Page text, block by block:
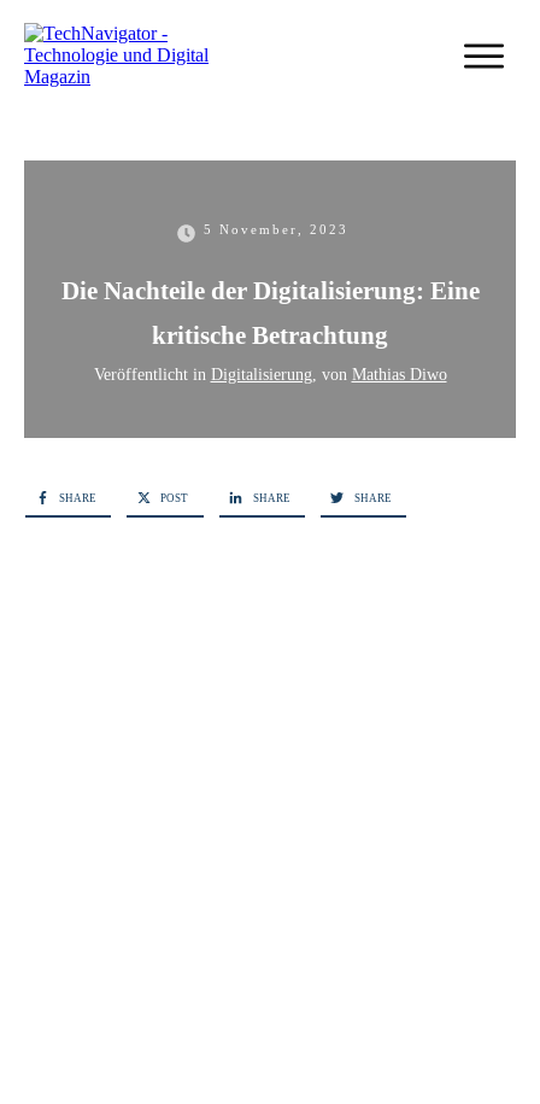
5 November, 2023
Die Nachteile der Digitalisierung: Eine
kritische Betrachtung
Veröffentlicht in Digitalisierung , von Mathias Diwo
SHARE POST SHARE SHARE